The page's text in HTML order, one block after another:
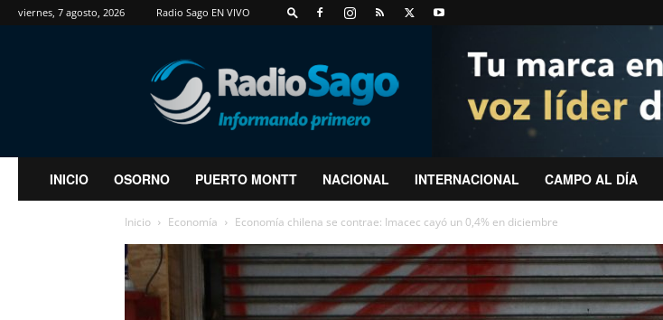
viernes, 7 agosto, 2026 Radio Sago EN VIVO
RadioSago
INICIO OSORNO PUERTO MONTT NACIONAL INTERNACIONAL CAMPO AL DÍA
Inicio Economía Economía chilena se contrae: Imacec cayó un 0,4% en diciembre